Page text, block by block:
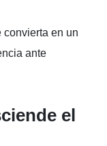
convierta en un
ante
el